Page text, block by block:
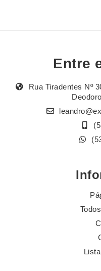
Entre
Rua Tiradentes Nº